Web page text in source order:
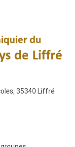
35340 Liffré